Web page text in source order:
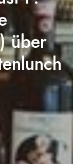
über